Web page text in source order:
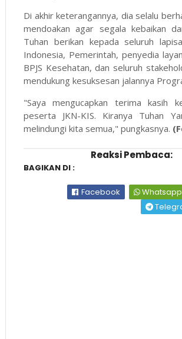
Di akhir keterangannya, dia selalu
mendoakan agar segala kebaikan
Tuhan berikan kepada seluruh
Indonesia, Pemerintah, penyedia
BPJS Kesehatan, dan seluruh
mendukung kesuksesan jalannya
"Saya mengucapkan terima kasih
peserta JKN-KIS. Kiranya Tuhan
melindungi kita semua," pungkasnya.
Reaksi Pembaca:
BAGIKAN DI :
Facebook Whatsapp